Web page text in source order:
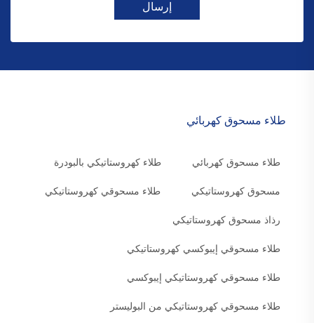
إرسال
طلاء مسحوق كهربائي
طلاء مسحوق كهربائي طلاء كهروستاتيكي بالبودرة
مسحوق كهروستاتيكي طلاء مسحوقي كهروستاتيكي
رذاذ مسحوق كهروستاتيكي
طلاء مسحوقي إيبوكسي كهروستاتيكي
طلاء مسحوقي كهروستاتيكي إيبوكسي
طلاء مسحوقي كهروستاتيكي من البوليستر